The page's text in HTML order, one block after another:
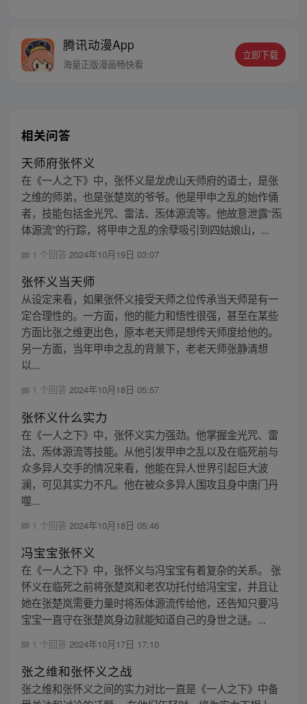
密，张楚岚的生活被彻底颠覆，与冯宝宝一
同踏上“异人”之旅。
腾讯动漫App
海量正版漫画畅快看
立即下载
相关问答
天师府张怀义
在《一人之下》中，张怀义是龙虎山天师府的道士，是张
之维的师弟，也是张楚岚的爷爷。他是甲申之乱的始作俑
者，技能包括金光咒、雷法、炁体源流等。他故意泄露“炁
体源流”的行踪，将甲申之乱的余孽吸引到四姑娘山，...
1 个回答 2024年10月19日 03:07
张怀义当天师
从设定来看，如果张怀义接受天师之位传承当天师是有一
定合理性的。一方面，他的能力和悟性很强，甚至在某些
方面比张之维更出色，原本老天师是想传天师度给他的。
另一方面，当年甲申之乱的背景下，老老天师张静清想
以...
1 个回答 2024年10月18日 05:57
张怀义什么实力
在《一人之下》中，张怀义实力强劲。他掌握金光咒、雷
法、炁体源流等技能。从他引发甲申之乱以及在临死前与
众多异人交手的情况来看，他能在异人世界引起巨大波
澜，可见其实力不凡。他在被众多异人围攻且身中唐门丹
噬...
1 个回答 2024年10月18日 05:46
冯宝宝张怀义
在《一人之下》中，张怀义与冯宝宝有着复杂的关系。 张
怀义在临死之前将张楚岚和老农功托付给冯宝宝，并且让
她在张楚岚需要力量时将炁体源流传给他，还告知只要冯
宝宝一直守在张楚岚身边就能知道自己的身世之谜。...
1 个回答 2024年10月17日 17:10
张之维和张怀义之战
张之维和张怀义之间的实力对比一直是《一人之下》中备